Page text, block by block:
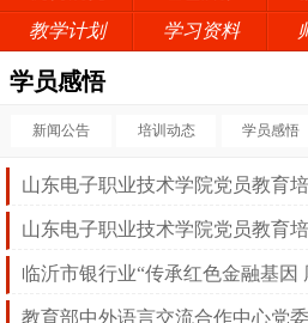
教学计划
学习资料
学员感悟
新闻公告 培训动态 学员感悟
山东电子职业技术学院党员教育
山东电子职业技术学院党员教育
临沂市银行业“传承红色金融基因
教育部中外语言交流合作中心党